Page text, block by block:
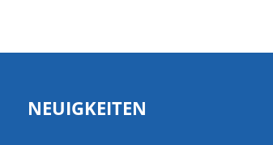
NEUIGKEITEN